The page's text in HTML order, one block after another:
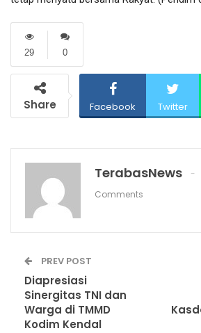
0
29
Share Facebook Twitter
TerabasNews
Comments
PREV POST
Diapresiasi
Sinergitas TNI dan
Warga di TMMD
Kodim Kendal